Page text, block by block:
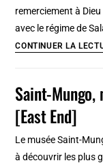
remerciement à
avec le régime de
CONTINUER LA
Saint-Mungo,
[East End]
Le musée Saint-
à découvrir les plus